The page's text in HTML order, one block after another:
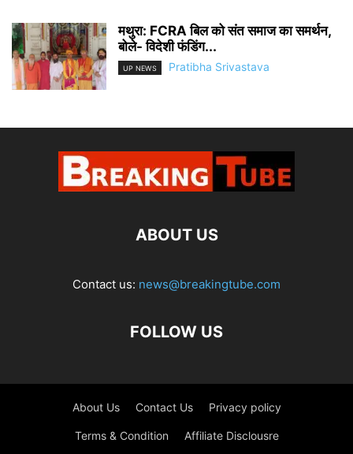
मथुरा: FCRA बिल को संत समाज का समर्थन,
बोले- विदेशी फंडिंग...
UP NEWS Pratibha Srivastava
ABOUT US
Contact us: news@breakingtube.com
FOLLOW US
About Us Contact Us Privacy policy
Terms & Condition Affiliate Disclousre